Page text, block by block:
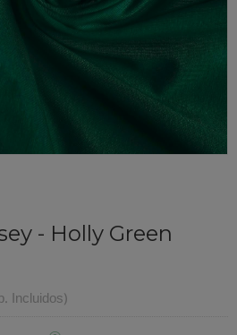
- Holly Green
Incluidos)